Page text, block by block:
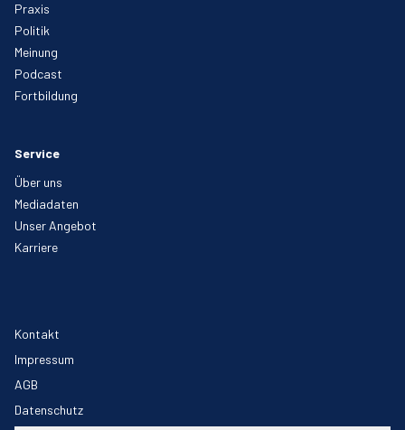
Praxis
Politik
Meinung
Podcast
Fortbildung
Service
Über uns
Mediadaten
Unser Angebot
Karriere
Kontakt
Impressum
AGB
Datenschutz